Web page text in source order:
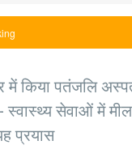
में किया पतंजलि
स्वास्थ्य सेवाओं में
प्रयास